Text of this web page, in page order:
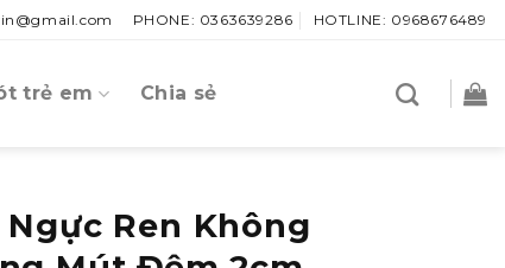
PHONE: 0363639286 HOTLINE: 0968676489
trẻ em Chia sẻ
Ngực Ren Không